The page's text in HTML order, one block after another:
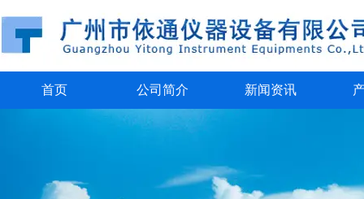
首页 公司简介 新闻资讯